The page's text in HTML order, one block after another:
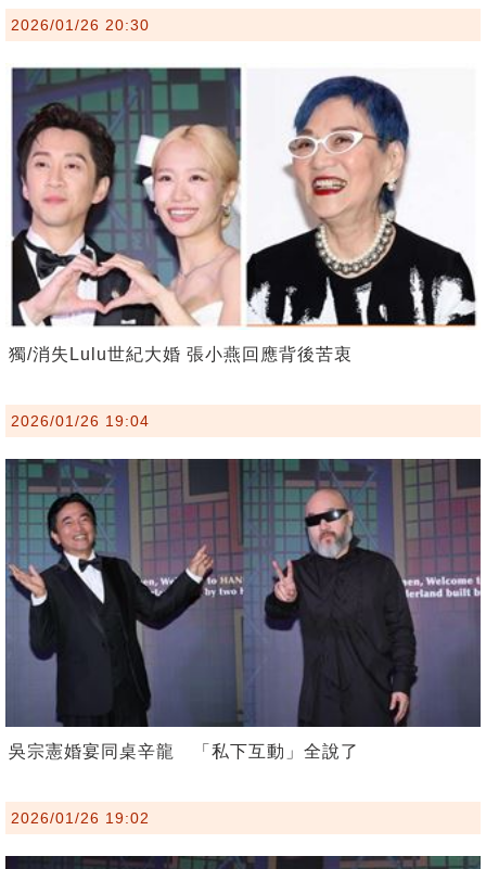
2026/01/26 20:30
獨/消失Lulu世紀大婚 張小燕回應背後苦衷
2026/01/26 19:04
吳宗憲婚宴同桌辛龍 「私下互動」全說了
2026/01/26 19:02